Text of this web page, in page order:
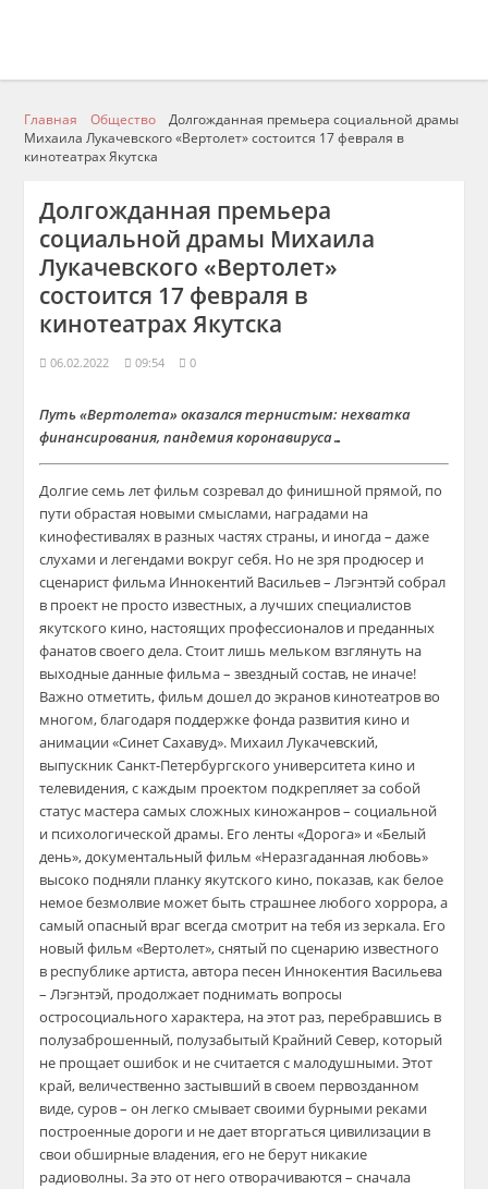
Главная Общество
Долгожданная премьера социальной драмы
Михаила Лукачевского «Вертолет» состоится 17 февраля в
кинотеатрах Якутска
Долгожданная премьера
социальной драмы Михаила
Лукачевского «Вертолет»
состоится 17 февраля в
кинотеатрах Якутска
06.02.2022 09:54 0
Путь «Вертолета» оказался тернистым: нехватка
финансирования, пандемия коронавируса…
Долгие семь лет фильм созревал до финишной прямой, по
пути обрастая новыми смыслами, наградами на
кинофестивалях в разных частях страны, и иногда – даже
слухами и легендами вокруг себя. Но не зря продюсер и
сценарист фильма Иннокентий Васильев – Лэгэнтэй собрал
в проект не просто известных, а лучших специалистов
якутского кино, настоящих профессионалов и преданных
фанатов своего дела. Стоит лишь мельком взглянуть на
выходные данные фильма – звездный состав, не иначе!
Важно отметить, фильм дошел до экранов кинотеатров во
многом, благодаря поддержке фонда развития кино и
анимации «Синет Сахавуд». Михаил Лукачевский,
выпускник Санкт-Петербургского университета кино и
телевидения, с каждым проектом подкрепляет за собой
статус мастера самых сложных киножанров – социальной
и психологической драмы. Его ленты «Дорога» и «Белый
день», документальный фильм «Неразгаданная любовь»
высоко подняли планку якутского кино, показав, как белое
немое безмолвие может быть страшнее любого хоррора, а
самый опасный враг всегда смотрит на тебя из зеркала. Его
новый фильм «Вертолет», снятый по сценарию известного
в республике артиста, автора песен Иннокентия Васильева
– Лэгэнтэй, продолжает поднимать вопросы
остросоциального характера, на этот раз, перебравшись в
полузаброшенный, полузабытый Крайний Север, который
не прощает ошибок и не считается с малодушными. Этот
край, величественно застывший в своем первозданном
виде, суров – он легко смывает своими бурными реками
построенные дороги и не дает вторгаться цивилизации в
свои обширные владения, его не берут никакие
радиоволны. За это от него отворачиваются – сначала